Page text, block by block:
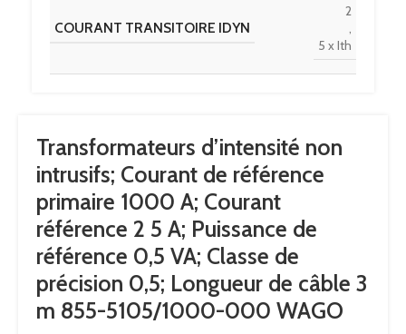
COURANT TRANSITOIRE IDYN
2
,
5 x Ith
COURANT RÉFÉRENCE 2 5A
PUISSANCE DE RÉFÉRENCE SR
CLASSE DE PRÉCISION
Transformateurs d’intensité non
intrusifs; Courant de référence
primaire 1000 A; Courant
référence 2 5 A; Puissance de
référence 0,5 VA; Classe de
précision 0,5; Longueur de câble 3
m 855-5105/1000-000 WAGO